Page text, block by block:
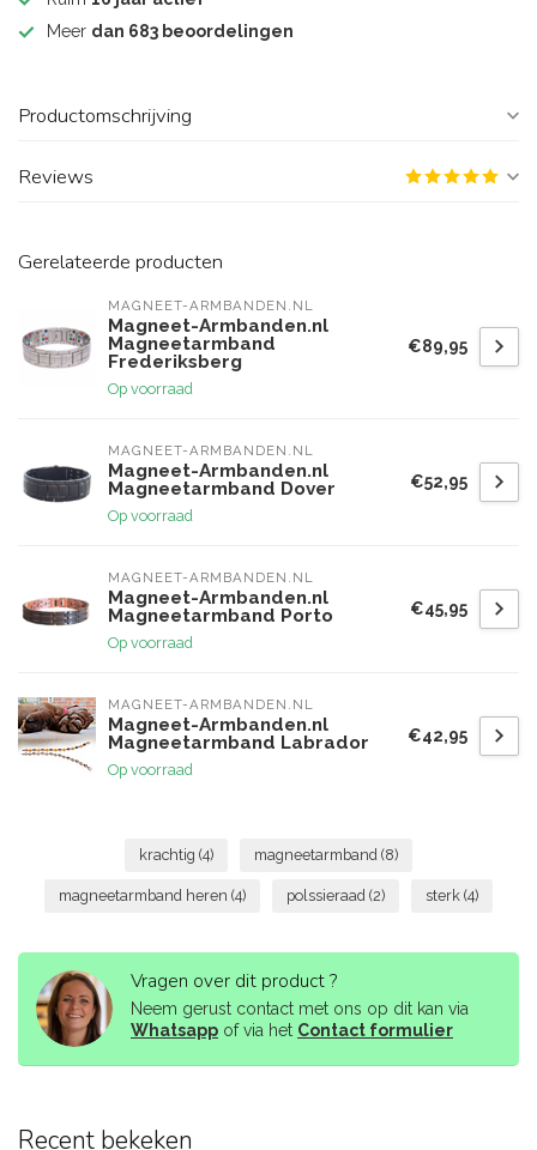
Meer dan 683 beoordelingen
Productomschrijving
Reviews
Gerelateerde producten
MAGNEET-ARMBANDEN.NL
Magneet-Armbanden.nl
Magneetarmband
Frederiksberg
Op voorraad
€89,95
MAGNEET-ARMBANDEN.NL
Magneet-Armbanden.nl
Magneetarmband Dover
Op voorraad
€52,95
MAGNEET-ARMBANDEN.NL
Magneet-Armbanden.nl
Magneetarmband Porto
Op voorraad
€45,95
MAGNEET-ARMBANDEN.NL
Magneet-Armbanden.nl
Magneetarmband Labrador
Op voorraad
€42,95
krachtig (4) magneetarmband (8)
magneetarmband heren (4) polssieraad (2) sterk (4)
Vragen over dit product ?
Neem gerust contact met ons op dit kan via
Whatsapp of via het Contact formulier
Recent bekeken